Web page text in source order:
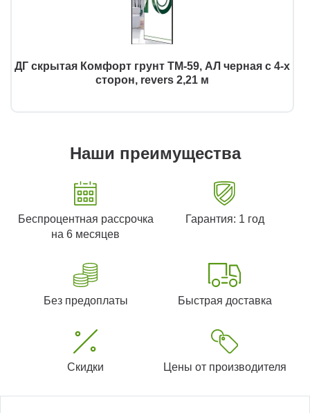
ДГ скрытая Комфорт грунт ТМ-59, АЛ черная с 4-х
сторон, revers 2,21 м
Наши преимущества
Беспроцентная рассрочка
на 6 месяцев
Гарантия: 1 год
Без предоплаты Быстрая доставка
Скидки Цены от производителя